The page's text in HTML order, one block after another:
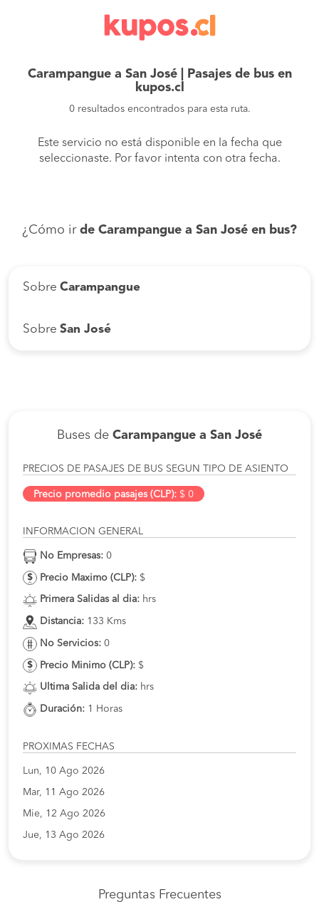
Carampangue a San José | Pasajes de bus en
kupos.cl
0 resultados encontrados para esta ruta.
Este servicio no está disponible en la fecha que
seleccionaste. Por favor intenta con otra fecha.
¿Cómo ir de Carampangue a San José en bus?
Sobre Carampangue
Sobre San José
Buses de Carampangue a San José
PRECIOS DE PASAJES DE BUS SEGUN TIPO DE ASIENTO
Precio promedio pasajes (CLP): $ 0
INFORMACION GENERAL
No Empresas: 0
Precio Maximo (CLP): $
Primera Salidas al dia: hrs
Distancia: 133 Kms
No Servicios: 0
Precio Minimo (CLP): $
Ultima Salida del dia: hrs
Duración: 1 Horas
PROXIMAS FECHAS
Lun, 10 Ago 2026
Mar, 11 Ago 2026
Mie, 12 Ago 2026
Jue, 13 Ago 2026
Preguntas Frecuentes